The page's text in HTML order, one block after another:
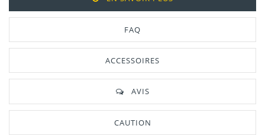
FAQ
ACCESSOIRES
AVIS
CAUTION